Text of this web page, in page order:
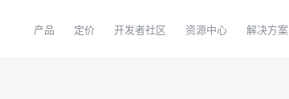
产品 定价 开发者社区 资源中心 解决方案